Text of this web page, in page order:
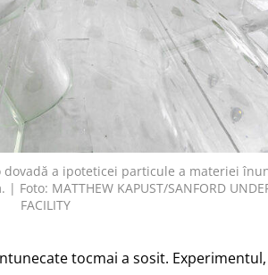
a ipoteticei particule a materiei
MATTHEW KAPUST/SANFORD
FACILITY
tocmai a sosit.